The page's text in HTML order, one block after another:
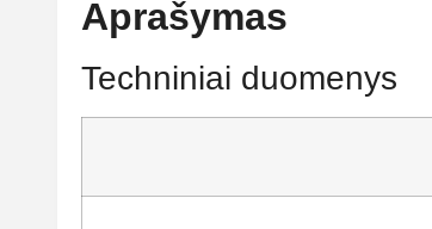
Aprašymas
Techniniai duomenys